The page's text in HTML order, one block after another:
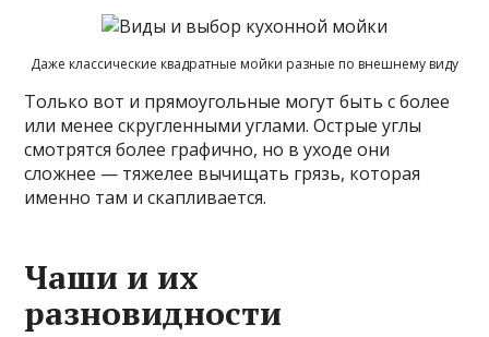
Даже классические квадратные мойки разные по внешнему виду
Только вот и прямоугольные могут быть с более
или менее скругленными углами. Острые углы
смотрятся более графично, но в уходе они
сложнее — тяжелее вычищать грязь, которая
именно там и скапливается.
Чаши и их
разновидности